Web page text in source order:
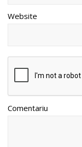
Website
Comentariu